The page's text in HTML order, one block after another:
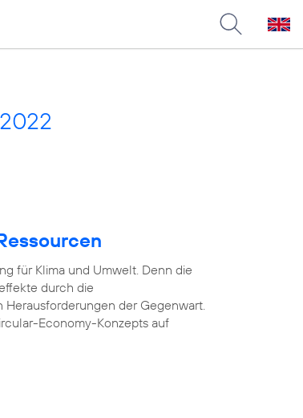
für Klima und Umwelt. Denn die
durch die
der Gegenwart.
Economy-Konzepts auf